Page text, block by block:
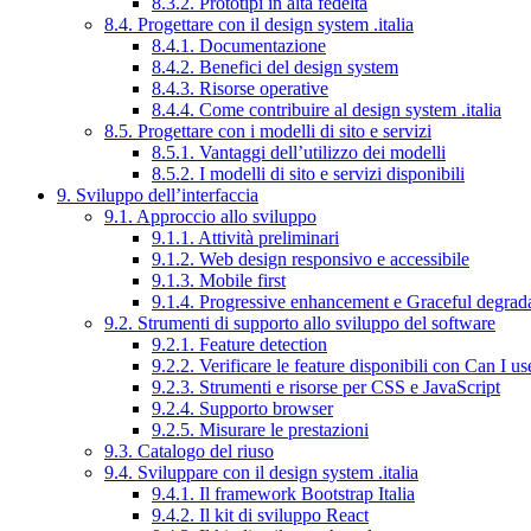
8.4. Progettare con il design system .italia
8.4.1. Documentazione
8.4.2. Benefici del design system
8.4.3. Risorse operative
8.4.4. Come contribuire al design system .italia
8.5. Progettare con i modelli di sito e servizi
8.5.1. Vantaggi dell’utilizzo dei modelli
8.5.2. I modelli di sito e servizi disponibili
9. Sviluppo dell’interfaccia
9.1. Approccio allo sviluppo
9.1.1. Attività preliminari
9.1.2. Web design responsivo e accessibile
9.1.3. Mobile first
9.1.4. Progressive enhancement e Graceful
9.2. Strumenti di supporto allo sviluppo del software
9.2.1. Feature detection
9.2.2. Verificare le feature disponibili con Can I
9.2.3. Strumenti e risorse per CSS e JavaScript
9.2.4. Supporto browser
9.2.5. Misurare le prestazioni
9.3. Catalogo del riuso
9.4. Sviluppare con il design system .italia
9.4.1. Il framework Bootstrap Italia
9.4.2. Il kit di sviluppo React